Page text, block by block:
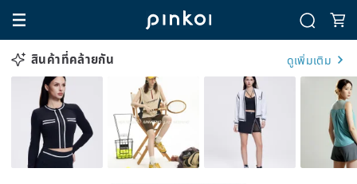
สินค้าที่คล้ายกัน ดูเพิ่มเติม